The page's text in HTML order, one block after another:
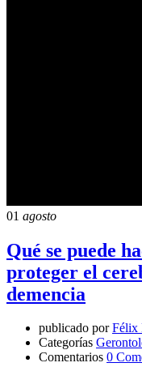
01 agosto
Qué se puede
proteger el
demencia
publicado por Félix
Categorías
Comentarios 0